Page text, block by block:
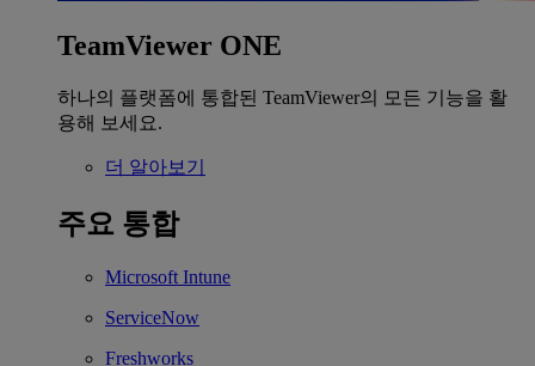
TeamViewer ONE
하나의 플랫폼에 통합된 TeamViewer의 모든 기능을 활
용해 보세요.
더 알아보기
주요 통합
Microsoft Intune
ServiceNow
Freshworks